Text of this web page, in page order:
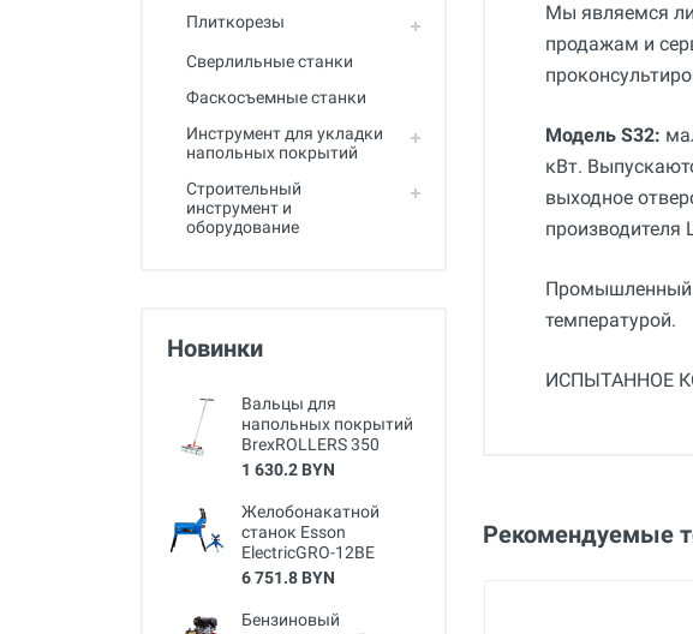
Плиткорезы
Сверлильные станки
Фаскосъемные станки
Инструмент для укладки
напольных покрытий
Строительный
инструмент и
оборудование
Новинки
Вальцы для
напольных покрытий
BrexROLLERS 350
1 630.2 BYN
Желобонакатной
станок Esson
ElectricGRO-12BE
6 751.8 BYN
Бензиновый
Мы являемся
продажам и
Модель S32:
кВт.
выходное
производителя
Промышленный
температурой.
ИСПЫТАННОЕ
Страна
Рекомендуемые